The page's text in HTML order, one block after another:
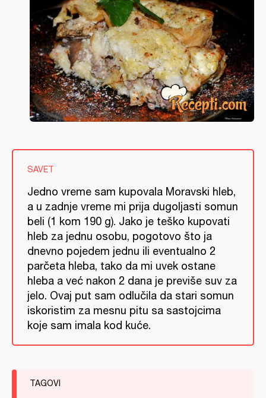
SAVET
Jedno vreme sam kupovala Moravski hleb,
a u zadnje vreme mi prija dugoljasti somun
beli (1 kom 190 g). Jako je teško kupovati
hleb za jednu osobu, pogotovo što ja
dnevno pojedem jednu ili eventualno 2
parčeta hleba, tako da mi uvek ostane
hleba a već nakon 2 dana je previše suv za
jelo. Ovaj put sam odlučila da stari somun
iskoristim za mesnu pitu sa sastojcima
koje sam imala kod kuće.
TAGOVI